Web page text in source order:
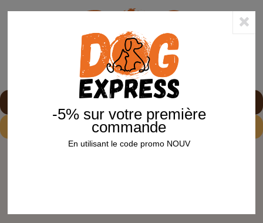
sur votre première commande avec le code
-5% sur votre première
commande
En utilisant le code promo NOUV